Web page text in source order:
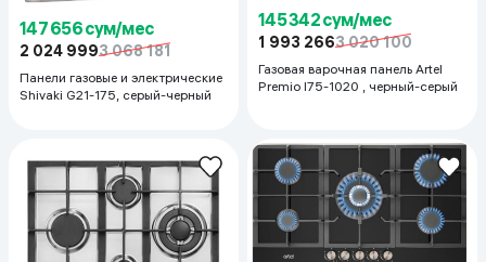
147 656 сум/мес
2 024 9993 068 181
Панели газовые и электрические
Shivaki G21-175, серый-черный
145 342 сум/мес
1 993 2663 020 100
Газовая варочная панель Artel
Premio I75-1020 , черный-серый